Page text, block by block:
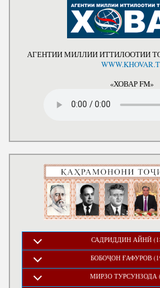
АГЕНТИИ МИЛЛИИ ИТТИЛООТИИ
«ХОВАР FM»
САДРИДДИН АЙНӢ
БОБОҶОН ҒАФУРОВ
МИРЗО ТУРСУНЗОДА